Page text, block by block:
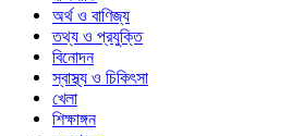
অর্থ ও বাণিজ্য
তথ্য ও প্রযুক্তি
বিনোদন
স্বাস্থ্য ও চিকিৎসা
খেলা
শিক্ষাঙ্গন